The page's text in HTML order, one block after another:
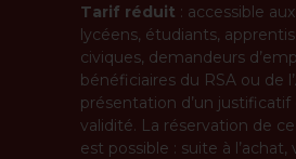
Tarif réduit : accessible aux
lycéens, étudiants,
civiques, demandeurs
bénéficiaires du RSA ou de
présentation d’un justificatif
validité. La réservation de
est possible : suite à